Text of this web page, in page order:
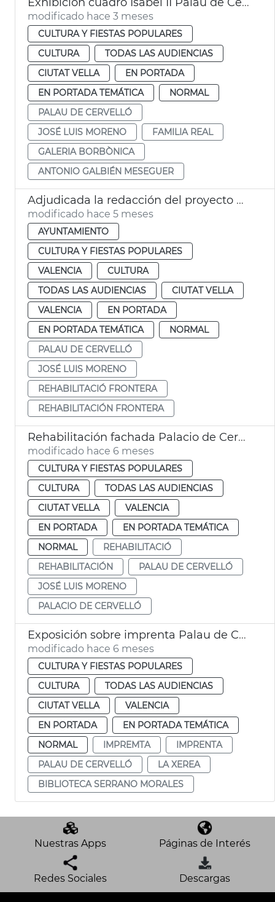
modificado hace 3 meses
CULTURA Y FIESTAS POPULARES
CULTURA
TODAS LAS AUDIENCIAS
CIUTAT VELLA
EN PORTADA
EN PORTADA TEMÁTICA
NORMAL
PALAU DE CERVELLÓ
JOSÉ LUIS MORENO
FAMILIA REAL
GALERIA BORBÒNICA
ANTONIO GALBIÉN MESEGUER
Adjudicada la redacción del proyecto de rehabilitación de la frontera del Palacio de Cervelló
modificado hace 5 meses
AYUNTAMIENTO
CULTURA Y FIESTAS POPULARES
VALENCIA
CULTURA
TODAS LAS AUDIENCIAS
CIUTAT VELLA
VALENCIA
EN PORTADA
EN PORTADA TEMÁTICA
NORMAL
PALAU DE CERVELLÓ
JOSÉ LUIS MORENO
REHABILITACIÓ FRONTERA
REHABILITACIÓN FRONTERA
Rehabilitación fachada Palacio de Cervelló
modificado hace 6 meses
CULTURA Y FIESTAS POPULARES
CULTURA
TODAS LAS AUDIENCIAS
CIUTAT VELLA
VALENCIA
EN PORTADA
EN PORTADA TEMÁTICA
NORMAL
REHABILITACIÓ
REHABILITACIÓN
PALAU DE CERVELLÓ
JOSÉ LUIS MORENO
PALACIO DE CERVELLÓ
Exposición sobre imprenta Palau de Cervelló València
modificado hace 6 meses
CULTURA Y FIESTAS POPULARES
CULTURA
TODAS LAS AUDIENCIAS
CIUTAT VELLA
VALENCIA
EN PORTADA
EN PORTADA TEMÁTICA
NORMAL
IMPREMTA
IMPRENTA
PALAU DE CERVELLÓ
LA XEREA
BIBLIOTECA SERRANO MORALES
Nuestras Apps Páginas de Interés
Redes Sociales Descargas